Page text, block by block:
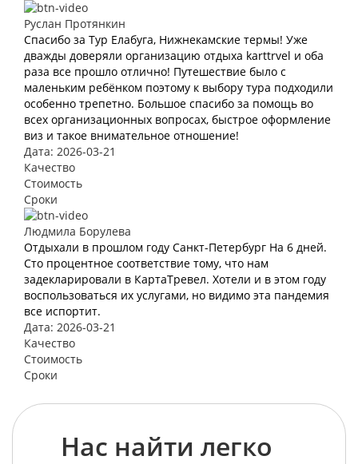
Руслан Протянкин
Спасибо за Тур Елабуга, Нижнекамские термы! Уже
дважды доверяли организацию отдыха karttrvel и оба
раза все прошло отлично! Путешествие было с
маленьким ребёнком поэтому к выбору тура подходили
особенно трепетно. Большое спасибо за помощь во
всех организационных вопросах, быстрое оформление
виз и такое внимательное отношение!
Дата: 2026-03-21
Качество
Стоимость
Сроки
Людмила Борулева
Отдыхали в прошлом году Санкт-Петербург На 6 дней.
Сто процентное соответствие тому, что нам
задекларировали в КартаТревел. Хотели и в этом году
воспользоваться их услугами, но видимо эта пандемия
все испортит.
Дата: 2026-03-21
Качество
Стоимость
Сроки
Нас найти легко